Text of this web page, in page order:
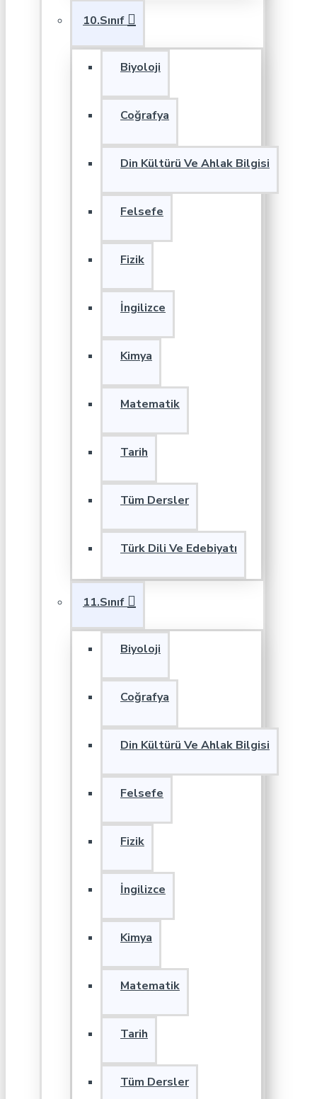
10.Sınıf
Biyoloji
Coğrafya
Din Kültürü Ve Ahlak Bilgisi
Felsefe
Fizik
İngilizce
Kimya
Matematik
Tarih
Tüm Dersler
Türk Dili Ve Edebiyatı
11.Sınıf
Biyoloji
Coğrafya
Din Kültürü Ve Ahlak Bilgisi
Felsefe
Fizik
İngilizce
Kimya
Matematik
Tarih
Tüm Dersler